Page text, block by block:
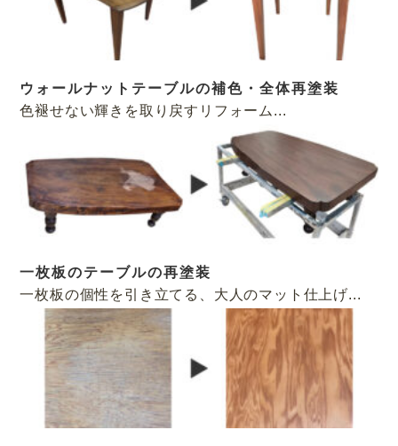
ウォールナットテーブルの補色・全体再塗装
色褪せない輝きを取り戻すリフォーム...
一枚板のテーブルの再塗装
一枚板の個性を引き立てる、大人のマット仕上げ...